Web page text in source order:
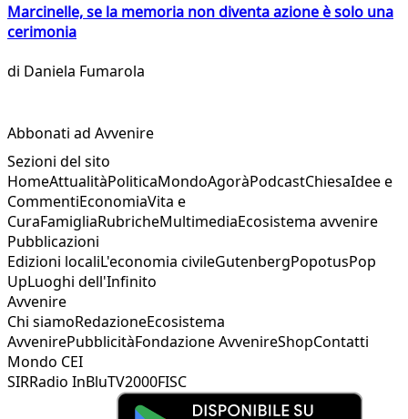
Marcinelle, se la memoria non diventa azione è solo una
cerimonia
di Daniela Fumarola
Abbonati ad Avvenire
Sezioni del sito
HomeAttualitàPoliticaMondoAgoràPodcastChiesaIdee e
CommentiEconomiaVita e
CuraFamigliaRubricheMultimediaEcosistema avvenire
Pubblicazioni
Edizioni localiL'economia civileGutenbergPopotusPop
UpLuoghi dell'Infinito
Avvenire
Chi siamoRedazioneEcosistema
AvvenirePubblicitàFondazione AvvenireShopContatti
Mondo CEI
SIRRadio InBluTV2000FISC